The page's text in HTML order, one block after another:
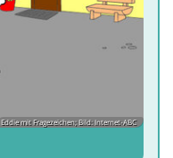
Eddie mit Fragezeichen; Bild: Internet-ABC